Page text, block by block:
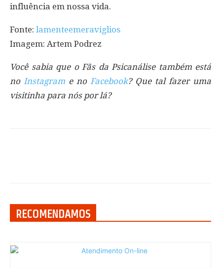
influência em nossa vida.
Fonte: lamenteemeraviglios
Imagem: Artem Podrez
Você sabia que o Fãs da Psicanálise também está
no Instagrame no Facebook? Que tal fazer uma
visitinha para nós por lá?
RECOMENDAMOS